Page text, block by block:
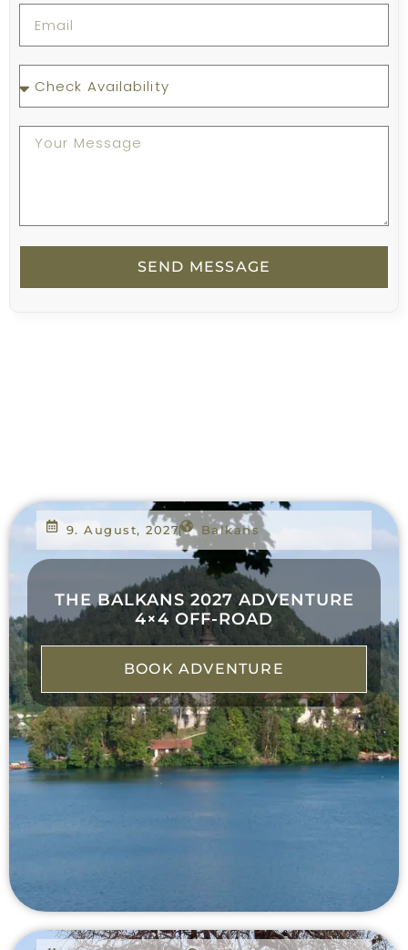
SEND MESSAGE
9. August, 2027 Balkans
THE BALKANS 2027 ADVENTURE
4×4 OFF-ROAD
BOOK ADVENTURE